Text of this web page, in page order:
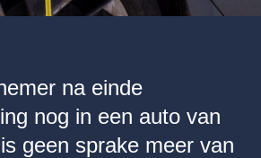
na einde
nog in een auto van
geen sprake meer van